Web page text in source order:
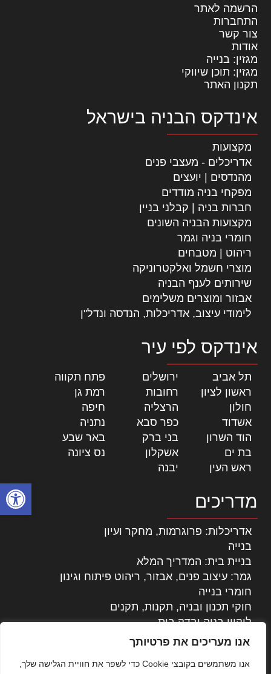
פתח
אנו מעריכים את פרטיותך
אנו משתמשים בקובצי Cookie כדי לשפר את חוויית הגלישה שלך,
הרשמה לאתר
התחברות
צור קשר
אודות
מגזין: בנייה
מגזין: תוכן שיווקי
תקנון האתר
אינדקס הבניה בישראל
מקצועות
אדריכלים - מעצבי פנים
מהנדסים | יועצים
מפקחי בניה מודדים
חברות בניה | קבלני בניין
מקצועות הבניה השונים
חומרי בניה וגמר
ריהוט | מטבחים
מוצרי חשמל ואלקטרוניקה
שירותים לענף הבניה
אבזור ומוצרים משלימים
לימודי עיצוב, אדריכלות, הנדסה ונדל"ן
אינדקס לפי עיר
תל אביב ירושלים פתח תקווה
ראשון לציון
רחובות רמת גן
חולון
הרצליה חיפה
אשדוד
כפר סבא נתניה
הוד השרון
בני ברק באר שבע
בת ים
אשקלון נס ציונה
ראש העין
יבנה
מדריכים
אדריכלות: פרוגרמות, מחקר ועיון
בנייה
בניית בית: המדריך המלא
גמר: עיצוב פנים, אבזור, ריהוט פיתוח וגינון
חומרי בנייה
חוקי תכנון ובניה, תקנות, תקנים
ליקויי בניה ובדק בית
נדל"ן: זכויות, אגרות ועסקאות
עקרונות ניהול אחזקה מתקדמות